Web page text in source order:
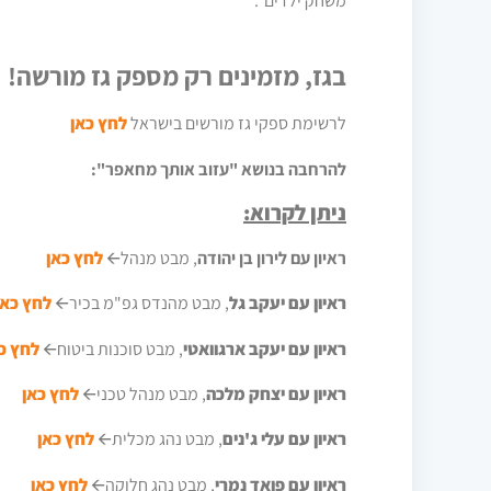
בגז, מזמינים רק מספק גז מורשה!
לרשימת ספקי גז מורשים בישראללחץ כאן
להרחבה בנושא "עזוב אותך מחאפר":
ניתן לקרוא:
ראיון עם לירון בן יהודה, מבט מנהל🡨לחץ כאן
ראיון עם יעקב גל, מבט מהנדס גפ"מ בכיר🡨לחץ
ראיון עם יעקב ארגוואטי, מבט סוכנות ביטוח🡨לחץ
ראיון עם יצחק מלכה, מבט מנהל טכני🡨לחץ כאן
ראיון עם עלי ג'נים, מבט נהג מכלית🡨לחץ כאן
ראיון עם פואד נמרי, מבט נהג חלוקה🡨לחץ כאן